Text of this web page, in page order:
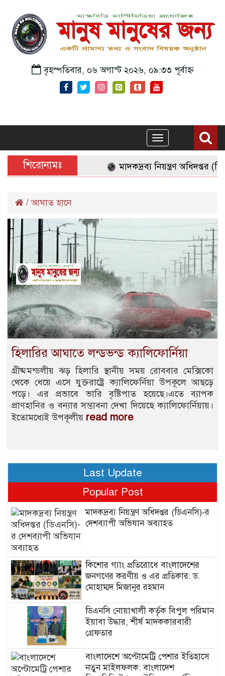
বৃহস্পতিবার, ০৬ অগাস্ট ২০২৬, ০৯:৩৩ পূর্বাহ্ন
Toggle
navigation
শিরোনামঃ মাদকদ্রব্য নিয়ন্ত্রণ অধিদপ্তর
/আঘাত হানে
হিলারির আঘাতে লন্ডভন্ড ক্যালিফোর্নিয়া
গ্রীষ্মমন্ডলীয় ঝড় হিলারি স্থানীয় সময় রোববার মেক্সিকো
থেকে ধেয়ে এসে যুক্তরাষ্ট্রে ক্যালিফের্নিয়া উপকূলে আছড়ে
পড়ে। এর প্রভাবে ভারি বৃষ্টিপাত হয়েছে।এতে ব্যাপক
প্রাণহানির ও বন্যার সম্ভাবনা দেখা দিয়েছে ক্যালিফোর্নিয়ায়।
ইতোমধ্যেই উপকূলীয় read more
Last Update
Popular Post
মাদকদ্রব্য নিয়ন্ত্রণ অধিদপ্তর (ডিএনসি)-র
দেশব্যাপী অভিযান অব্যাহত
কিশোর গ্যাং প্রতিরোধে বাংলাদেশের
জনগণের করণীয় ও এর প্রতিকার: ড.
মোহাম্মদ মিজানুর রহমান
ডিএনসি নোয়াখালী কর্তৃক বিপুল পরিমান
ইয়াবা উদ্ধার, শীর্ষ মাদককারবারী
গ্রেফতার
বাংলাদেশে অপ্টোমেট্রি পেশার ইতিহাসে
নতুন মাইলফলক: বাংলাদেশ